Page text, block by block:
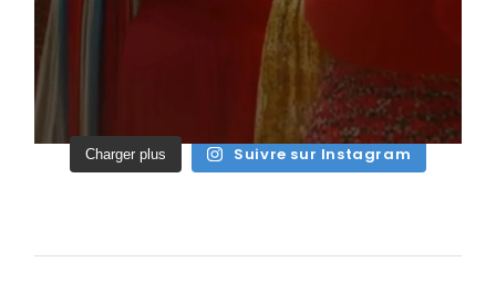
Charger plus Suivre sur Instagram